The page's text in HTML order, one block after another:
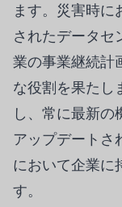
ます。災害時に
されたデータセ
業の事業継続計
な役割を果たし
し、常に最新の
アップデートさ
において企業に
す。